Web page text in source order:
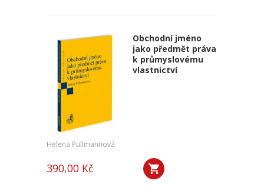
Obchodní jméno
jako předmět práva
k průmyslovému
vlastnictví
Helena Pullmannová
390,00 Kč